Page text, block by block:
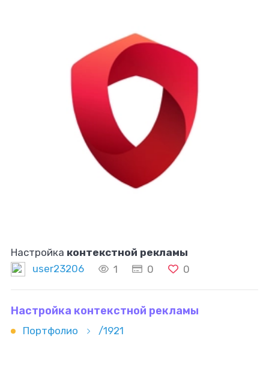
Настройка контекстной рекламы
user23206
1 0 0
Настройка контекстной рекламы
Портфолио /1921